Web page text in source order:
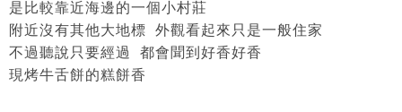
是比較靠近海邊的一個小村莊
附近沒有其他大地標 外觀看起來只是一般住家
不過聽說只要經過 都會聞到好香好香
現烤牛舌餅的糕餅香